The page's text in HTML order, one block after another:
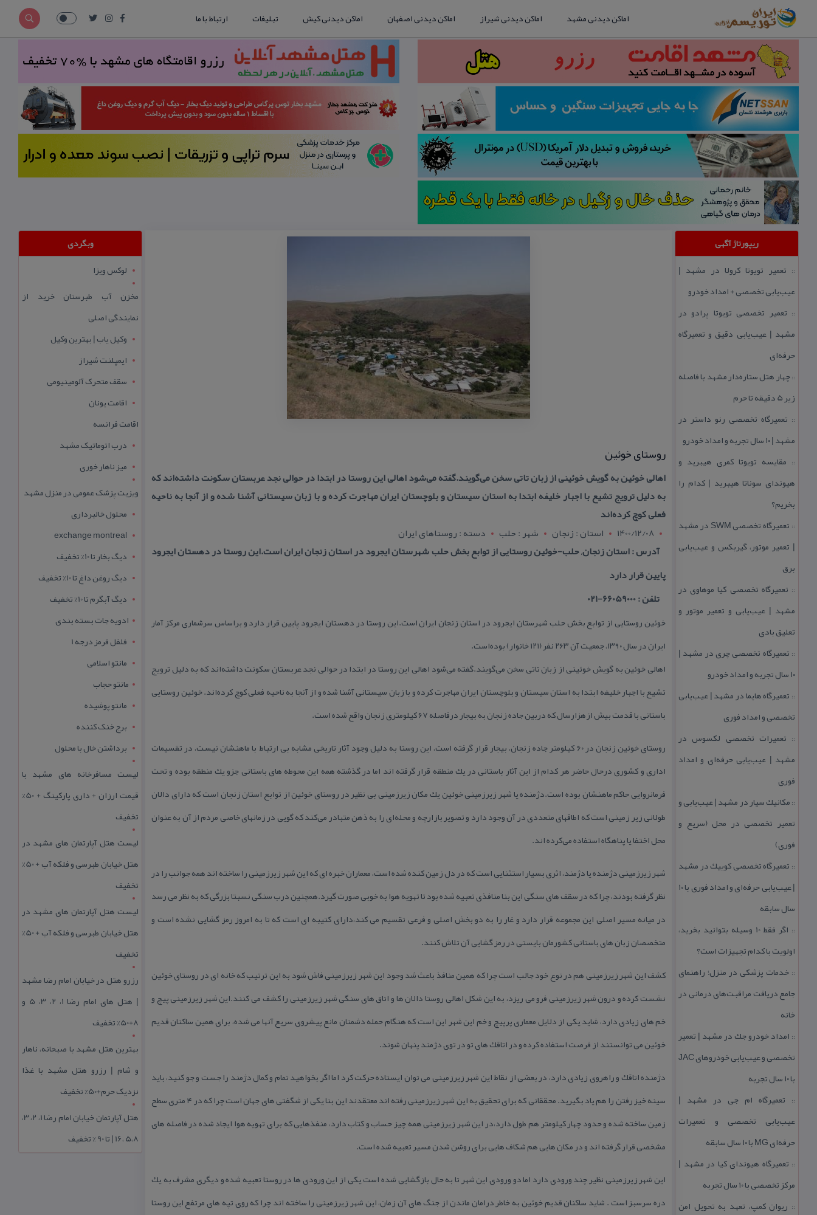
اماکن دیدنی مشهد اماکن دیدنی شیراز اماکن دیدنی اصفهان اماکن دیدنی کیش تبلیغات ارتباط با ما
ریپورتاژ آگهی
:: تعمیر تویوتا كرولا در مشهد |
عیب‌یابی تخصصی + امداد خودرو
:: تعمیر تخصصی تویوتا پرادو در
مشهد | عیب‌یابی دقیق و تعمیرگاه
حرفه‌ای
::چهار هتل‌ ستاره‌دار مشهد با فاصله
زیر 5 دقیقه تا حرم
:: تعمیرگاه تخصصی رنو داستر در
مشهد | ۱۰ سال تجربه و امداد خودرو
:: مقایسه تویوتا كمری هیبرید و
هیوندای سوناتا هیبرید | كدام را
بخریم؟
::
تعمیرگاه تخصصی SWM در مشهد
| تعمیر موتور، گیربكس و عیب‌یابی
برق
:: تعمیرگاه تخصصی كیا موهاوی در
مشهد | عیب‌یابی و تعمیر موتور و
تعلیق بادی
:: تعمیرگاه تخصصی چری در مشهد |
۱۰ سال تجربه و امداد خودرو
:: تعمیرگاه هایما در مشهد | عیب‌یابی
تخصصی و امداد فوری
:: تعمیرات تخصصی لكسوس در
مشهد | عیب‌یابی حرفه‌ای و امداد
فوری
:: مكانیك سیار در مشهد | عیب‌یابی و
تعمیر تخصصی در محل (سریع و
فوری)
:: تعمیرگاه تخصصی كوییك در مشهد
| عیب‌یابی حرفه‌ای و امداد فوری با ۱۰
سال سابقه
::
اگر فقط 10 وسیله بتوانید بخرید،
اولویت با كدام تجهیزات است؟
:: خدمات پزشكی در منزل؛ راهنمای
جامع دریافت مراقبت‌های درمانی در
خانه
:: امداد خودرو جك در مشهد | تعمیر
تخصصی و عیب‌یابی خودروهای JAC
با ۱۰ سال تجربه
:: تعمیرگاه ام جی در مشهد |
عیب‌یابی تخصصی و تعمیرات
حرفه‌ای MG با ۱۰ سال سابقه
:: تعمیرگاه هیوندای كیا در مشهد |
مركز تخصصی با ۱۰ سال تجربه
:: ریوان كمپ، تعهد به تحویل امن
روستای خوئین
اهالی خوئین به گویش خوئینی از زبان تاتی سخن می‌گویند.گفته می‌شود اهالی این روستا در ابتدا در حوالی نجد عربستان سكونت داشته‌اند كه
به دلیل ترویج تشیع با اجبار خلیفه ابتدا به استان سیستان و بلوچستان ایران مهاجرت كرده و با زبان سیستانی آشنا شده و از آنجا به ناحیه
فعلی كوچ كرده‌اند
1400/12/08
استان : زنجان شهر : حلب
دسته : روستاهای ایران
آدرس : استان زنجان, حلب-خوئین روستایی از توابع بخش حلب شهرستان ایجرود در استان زنجان ایران است.این روستا در دهستان ایجرود
پایین قرار دارد
تلفن : 66059000-021
خوئین روستایی از توابع بخش حلب شهرستان ایجرود در استان زنجان ایران است.این روستا در دهستان ایجرود پایین قرار دارد و براساس سرشماری مركز آمار
ایران در سال ۱۳۹۰، جمعیت آن ۲۶۳ نفر (۱۲۱ خانوار) بوده‌است.
اهالی خوئین به گویش خوئینی از زبان تاتی سخن می‌گویند.گفته می‌شود اهالی این روستا در ابتدا در حوالی نجد عربستان سكونت داشته‌اند كه به دلیل ترویج
تشیع با اجبار خلیفه ابتدا به استان سیستان و بلوچستان ایران مهاجرت كرده و با زبان سیستانی آشنا شده و از آنجا به ناحیه فعلی كوچ كرده‌اند. خوئین روستایی
باستانی با قدمت بیش ازهزارسال كه دربین جاده زنجان به بیجار درفاصله ۶۷ كیلومتری زنجان واقع شده است.
روستای خوئین زنجان در ۶۰ كیلومتر جاده زنجان، بیجار قرار گرفته است، این روستا به دلیل وجود آثار تاریخی مشابه بی ارتباط با ماهنشان نیست، در تقسیمات
اداری و كشوری درحال حاضر هر كدام از این آثار باستانی در یك منطقه قرار گرفته اند اما در گذشته همه این محوطه های باستانی جزو یك منطقه بوده و تحت
فرمانروایی حاكم ماهنشان بوده است.دژمنده یا شهر زیرزمینی خوئین یك مكان زیرزمینی بی نظیر در روستای خوئین از توابع استان زنجان است كه دارای دالان
طولانی زیر زمینی است كه اطاقهای متعددی در آن وجود دارد و تصویر بازارچه و محله‌ای را به ذهن متبادر می‌كند كه گویی در زمانهای خاصی مردم از آن به عنوان
محل اختفا یا پناهگاه استفاده می‌كرده‌ اند.
شهر زیرزمینی دژمنده یا دژمند، اثری بسیار استثنایی است كه در دل زمین كنده شده است، معماران خبره ای كه این شهر زیرزمینی را ساخته اند همه جوانب را در
نظر گرفته بودند، چرا كه در سقف های سنگی این بنا منافذی تعبیه شده بود تا تهویه هوا به خوبی صورت گیرد.همچنین درب سنگی نسبتا بزرگی كه به نظر می رسد
در میانه مسیر اصلی این مجموعه قرار دارد و غار را به دو بخش اصلی و فرعی تقسیم می كند،دارای كتیبه ای است كه تا به امروز رمز گشایی نشده است و
متخصصان زبان های باستانی كشورمان بایستی در رمز گشایی آن تلاش كنند.
كشف این شهر زیرزمینی هم در نوع خود جالب است چرا كه همین منافذ باعث شد وجود این شهر زیرزمینی فاش شود به این ترتیب كه خانه ای در روستای خوئین
نشست كرده و درون شهر زیرزمینی فرو می ریزد، به این شكل اهالی روستا دالان ها و اتاق های سنگی شهر زیرزمینی را كشف می كنند.این شهر زیرزمینی پیچ و
خم های زیادی دارد، شاید یكی از دلایل معماری پرپیچ و خم این شهر این است كه هنگام حمله دشمنان مانع پیشروی سریع آنها می شده، برای همین ساكنان قدیم
خوئین می توانستند از فرصت استفاده كرده و در اتاقك های تو در توی دژمند پنهان شوند.
دژمنده اتاقك و راهروی زیادی دارد، در بعضی از نقاط این شهر زیرزمینی می توان ایستاده حركت كرد اما اگر بخواهید تمام و كمال دژمند را جست و جو كنید، باید
سینه خیز رفتن را هم یاد بگیرید. محققانی كه برای تحقیق به این شهر زیرزمینی رفته اند معتقدند این بنا یكی از شگفتی های جهان است چرا كه در ۴ متری سطح
زمین ساخته شده و حدود چهار كیلومتر هم طول دارد،در این شهر زیرزمینی همه چیز حساب و كتاب دارد، منفذهایی كه برای تهویه هوا ایجاد شده در فاصله های
مشخصی قرار گرفته اند و در مكان هایی هم شكاف هایی برای روشن شدن مسیر تعبیه شده است.
این شهر زیرزمینی نظیر چند ورودی دارد اما دو ورودی این شهر تا به حال بازگشایی شده است یكی از این ورودی ها در روستا تعبیه شده و دیگری مشرف به یك
دره سرسبز است . شاید ساكنان قدیم خوئین به خاطر درامان ماندن از جنگ های آن زمان، این شهر زیرزمینی را ساخته اند چرا كه روی تپه های مرتفع این روستا
وبگردی
لوکس ویزا
مخزن آب طبرستان خرید از
نمایندگی اصلی
وکیل یاب | بهترین وکیل
ایمپلنت شیراز
سقف متحرک آلومینیومی
اقامت یونان
اقامت فرانسه
درب اتوماتیک مشهد
میز ناهار خوری
ویزیت پزشک عمومی در منزل مشهد
محلول خالبرداری
exchange montreal
دیگ بخار تا 10% تخفیف
دیگ روغن داغ تا 10% تخفیف
دیگ آبگرم تا 10% تخفیف
ادویه جات بسته بندی
فلفل قرمز درجه 1
مانتو اسلامی
مانتو حجاب
مانتو پوشیده
برج خنک کننده
برداشتن خال با محلول
لیست مسافرخانه های مشهد با
قیمت ارزان + داری پارکینگ + 50%
تخفیف
لیست هتل آپارتمان های مشهد در
هتل خیابان طبرسی و فلکه آب + 50%
تخفیف
لیست هتل آپارتمان های مشهد در
هتل خیابان طبرسی و فلکه آب + 50%
تخفیف
رزرو هتل در خیابان امام رضا مشهد
| هتل‌ های امام رضا 1، 2، 3، 5 و
8+50% تخفیف
بهترین هتل مشهد با صبحانه، ناهار
و شام | رزرو هتل مشهد با غذا
نزدیک حرم+50% تخفیف
هتل آپارتمان خیابان امام رضا 1، 2، 3،
5،8 ،16 | تا 90 % تخفیف